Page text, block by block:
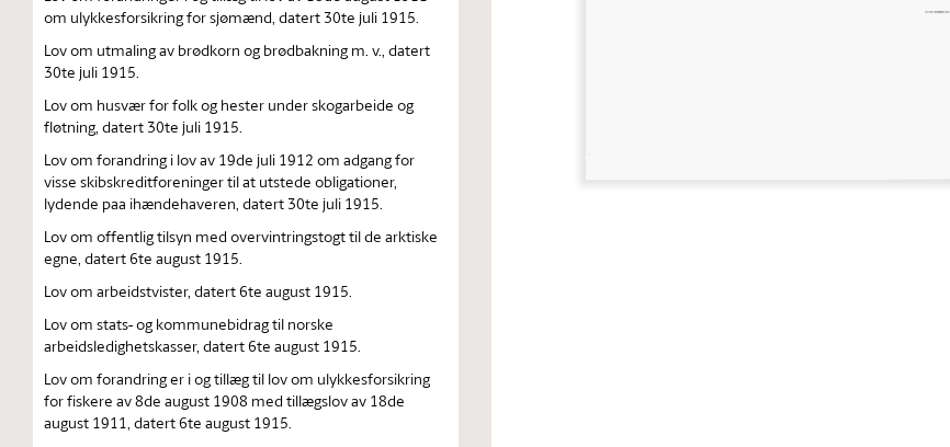
om ulykkesforsikring for sjømænd, datert 30te juli 1915.
Lov om utmaling av brødkorn og brødbakning m. v., datert
30te juli 1915.
Lov om husvær for folk og hester under skogarbeide og
fløtning, datert 30te juli 1915.
Lov om forandring i lov av 19de juli 1912 om adgang for
visse skibskreditforeninger til at utstede obligationer,
lydende paa ihændehaveren, datert 30te juli 1915.
Lov om offentlig tilsyn med overvintringstogt til de arktiske
egne, datert 6te august 1915.
Lov om arbeidstvister, datert 6te august 1915.
Lov om stats- og kommunebidrag til norske
arbeidsledighetskasser, datert 6te august 1915.
Lov om forandring er i og tillæg til lov om ulykkesforsikring
for fiskere av 8de august 1908 med tillægslov av 18de
august 1911, datert 6te august 1915.